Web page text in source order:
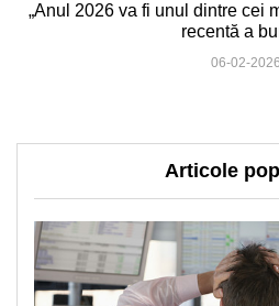
„Anul 2026 va fi unul dintre cei
recentă a
06-02-2026
Articole